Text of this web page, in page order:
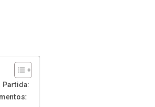
Partida: